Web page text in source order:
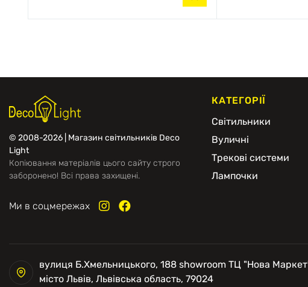
© 2008-2026 | Магазин світильників Deco
Light
Копіювання матеріалів цього сайту строго
заборонено! Всі права захищені.
Ми в соцмережах
КАТЕГОРІЇ
Світильники
Вуличні
Трекові системи
Лампочки
вулиця Б.Хмельницького, 188 showroom ТЦ "Нова
місто Львів, Львівська область, 79024